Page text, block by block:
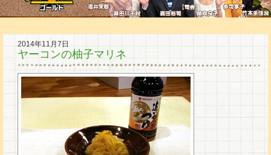
2014年11月7日
ヤーコンの柚子マリネ